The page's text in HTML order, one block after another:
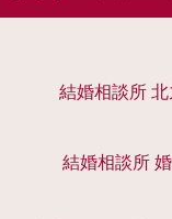
結婚相談所 北
結婚相談所